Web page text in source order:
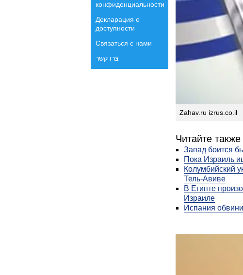
конфиденциальности
Декларация о
доступности
Связаться с нами
צרו קשר
Zahav.ru izrus.co.il
Читайте также
Запад боится
Пока Израиль
Колумбийский
Тель-Авиве
В Египте
Израиле
Испания